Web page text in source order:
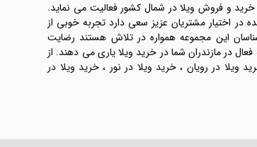
خرید و فروش ویلا در شمال کشور فعالیت می نماید.
در اختیار مشتریان عزیز سعی دارد تجربه خوبی از
این مجموعه همواره در تلاش هستند رضایت
ها را تامین کنند. املاک موسوی با 18 شعبه فعال در مازندران شما در خرید ویلا یاری می دهند. از
در رویان ، خرید ویلا در نور ، خرید ویلا در